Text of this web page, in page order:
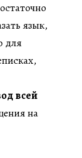
язык,
для
всей
на